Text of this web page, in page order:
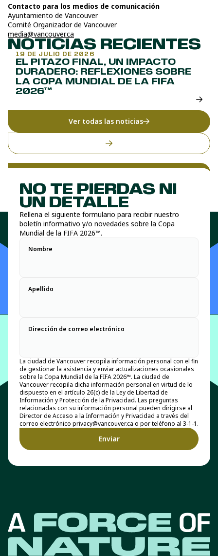
Contacto para los medios de comunicación
Ayuntamiento de Vancouver
Comité Organizador de Vancouver
media@vancouver.ca
NOTICIAS RECIENTES
19 DE JULIO DE 2026
EL PITAZO FINAL, UN IMPACTO
DURADERO: REFLEXIONES SOBRE
LA COPA MUNDIAL DE LA FIFA
2026™
Ver todas las noticias
NO TE PIERDAS NI
UN DETALLE
Rellena el siguiente formulario para recibir nuestro
boletín informativo y/o novedades sobre la Copa
Mundial de la FIFA 2026™.
Nombre
Apellido
Dirección de correo electrónico
La ciudad de Vancouver recopila información personal con el fin
de gestionar la asistencia y enviar actualizaciones ocasionales
sobre la Copa Mundial de la FIFA 2026™. La ciudad de
Vancouver recopila dicha información personal en virtud de lo
dispuesto en el artículo 26(c) de la Ley de Libertad de
Información y Protección de la Privacidad. Las preguntas
relacionadas con su información personal pueden dirigirse al
Director de Acceso a la Información y Privacidad a través del
correo electrónico privacy@vancouver.ca o por teléfono al 3-1-1.